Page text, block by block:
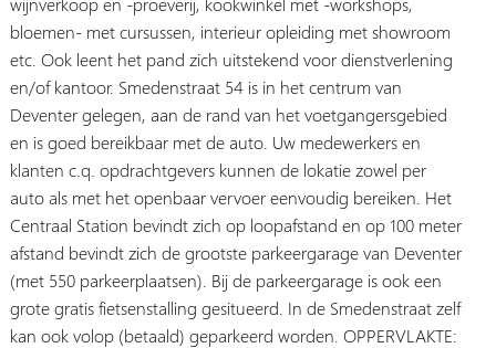
bloemen- met cursussen, interieur opleiding met showroom
etc. Ook leent het pand zich uitstekend voor dienstverlening
en/of kantoor. Smedenstraat 54 is in het centrum van
Deventer gelegen, aan de rand van het voetgangersgebied
en is goed bereikbaar met de auto. Uw medewerkers en
klanten c.q. opdrachtgevers kunnen de lokatie zowel per
auto als met het openbaar vervoer eenvoudig bereiken. Het
Centraal Station bevindt zich op loopafstand en op 100 meter
afstand bevindt zich de grootste parkeergarage van Deventer
(met 550 parkeerplaatsen). Bij de parkeergarage is ook een
grote gratis fietsenstalling gesitueerd. In de Smedenstraat zelf
kan ook volop (betaald) geparkeerd worden. OPPERVLAKTE: